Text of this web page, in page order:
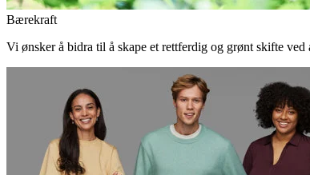
Bærekraft
Vi ønsker å bidra til å skape et rettferdig og grønt skifte